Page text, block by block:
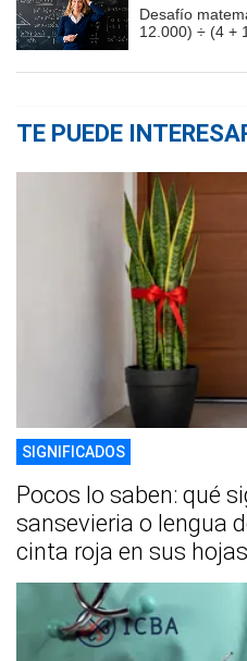
Desafío
12.000) ÷ (4 +
TE PUEDE
SIGNIFICADOS
Pocos lo saben: qué
sansevieria o lengua
cinta roja en sus hojas